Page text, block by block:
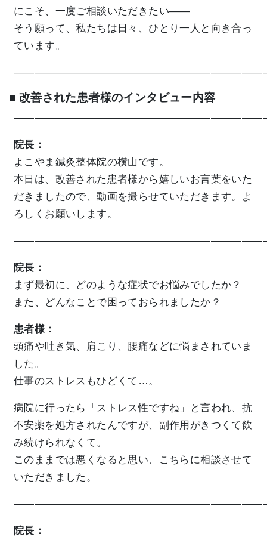
にこそ、一度ご相談いただきたい――
そう願って、私たちは日々、ひとり一人と向き合っ
ています。
■ 改善された患者様のインタビュー内容
院長：
よこやま鍼灸整体院の横山です。
本日は、改善された患者様から嬉しいお言葉をいた
だきましたので、動画を撮らせていただきます。よ
ろしくお願いします。
院長：
まず最初に、どのような症状でお悩みでしたか？
また、どんなことで困っておられましたか？
患者様：
頭痛や吐き気、肩こり、腰痛などに悩まされていま
した。
仕事のストレスもひどくて…。
病院に行ったら「ストレス性ですね」と言われ、抗
不安薬を処方されたんですが、副作用がきつくて飲
み続けられなくて。
このままでは悪くなると思い、こちらに相談させて
いただきました。
院長：